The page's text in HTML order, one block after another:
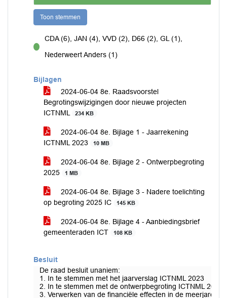
Toon stemmen
voor
CDA (6), JAN (4), VVD (2), D66 (2), GL (1),
Nederweert Anders (1)
Bijlagen
2024-06-04 8e. Raadsvoorstel
Begrotingswijzigingen door nieuwe projecten
ICTNML
234 KB
2024-06-04 8e. Bijlage 1 - Jaarrekening
ICTNML 2023
10 MB
2024-06-04 8e. Bijlage 2 - Ontwerpbegroting
2025
1 MB
2024-06-04 8e. Bijlage 3 - Nadere toelichting
op begroting 2025 IC
145 KB
2024-06-04 8e. Bijlage 4 - Aanbiedingsbrief
gemeenteraden ICT
108 KB
Besluit
De raad besluit unaniem:
1. In te stemmen met het jaarverslag ICTNML 2023
2. In te stemmen met de ontwerpbegroting ICTNML 2025
3. Verwerken van de financiële effecten in de